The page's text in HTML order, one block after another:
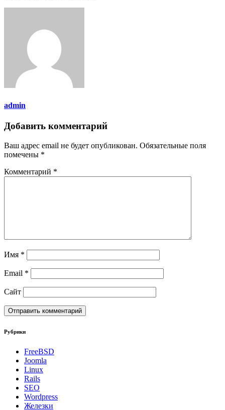
admin
Добавить комментарий
Ваш адрес email не будет опубликован. Обязательные поля
помечены *
Комментарий *
Имя *
Email *
Сайт
Рубрики
FreeBSD
Joomla
Linux
Rails
SEO
Wordpress
Железки